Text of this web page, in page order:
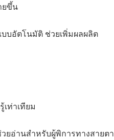
ยขึ้น
บอัตโนมัติ ช่วยเพิ่มผลผลิต
ท่าเทียม
ยอ่านสำหรับผู้พิการทางสายตา